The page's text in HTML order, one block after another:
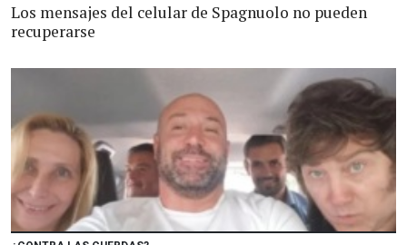
Los mensajes del celular de Spagnuolo no pueden
recuperarse